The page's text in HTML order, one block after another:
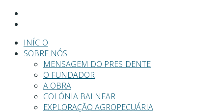
INÍCIO
SOBRE NÓS
MENSAGEM DO PRESIDENTE
O FUNDADOR
A OBRA
COLÓNIA BALNEAR
EXPLORAÇÃO AGROPECUÁRIA